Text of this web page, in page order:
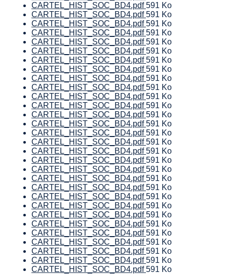
CARTEL_HIST_SOC_BD4.pdf591 Ko
CARTEL_HIST_SOC_BD4.pdf591 Ko
CARTEL_HIST_SOC_BD4.pdf591 Ko
CARTEL_HIST_SOC_BD4.pdf591 Ko
CARTEL_HIST_SOC_BD4.pdf591 Ko
CARTEL_HIST_SOC_BD4.pdf591 Ko
CARTEL_HIST_SOC_BD4.pdf591 Ko
CARTEL_HIST_SOC_BD4.pdf591 Ko
CARTEL_HIST_SOC_BD4.pdf591 Ko
CARTEL_HIST_SOC_BD4.pdf591 Ko
CARTEL_HIST_SOC_BD4.pdf591 Ko
CARTEL_HIST_SOC_BD4.pdf591 Ko
CARTEL_HIST_SOC_BD4.pdf591 Ko
CARTEL_HIST_SOC_BD4.pdf591 Ko
CARTEL_HIST_SOC_BD4.pdf591 Ko
CARTEL_HIST_SOC_BD4.pdf591 Ko
CARTEL_HIST_SOC_BD4.pdf591 Ko
CARTEL_HIST_SOC_BD4.pdf591 Ko
CARTEL_HIST_SOC_BD4.pdf591 Ko
CARTEL_HIST_SOC_BD4.pdf591 Ko
CARTEL_HIST_SOC_BD4.pdf591 Ko
CARTEL_HIST_SOC_BD4.pdf591 Ko
CARTEL_HIST_SOC_BD4.pdf591 Ko
CARTEL_HIST_SOC_BD4.pdf591 Ko
CARTEL_HIST_SOC_BD4.pdf591 Ko
CARTEL_HIST_SOC_BD4.pdf591 Ko
CARTEL_HIST_SOC_BD4.pdf591 Ko
CARTEL_HIST_SOC_BD4.pdf591 Ko
CARTEL_HIST_SOC_BD4.pdf591 Ko
CARTEL_HIST_SOC_BD4.pdf591 Ko